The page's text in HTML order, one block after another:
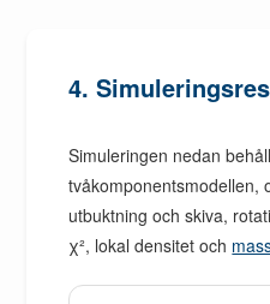
4.
Simuleringen nedan
tvåkomponentsmodellen,
utbuktning och skiva,
χ², lokal densitet och